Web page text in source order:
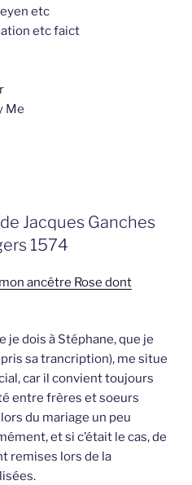
etc
etc faict
Me
Jacques Ganches
1574
ancêtre Rose dont
je dois à Stéphane, que je
sa trancription), me situe
car il convient toujours
entre frères et soeurs
du mariage un peu
et si c’était le cas, de
remises lors de la